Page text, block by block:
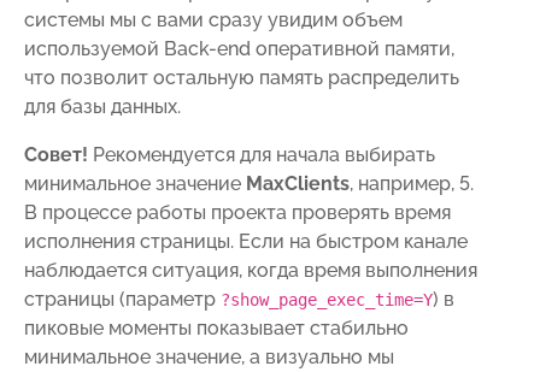
системы мы с вами сразу увидим объем
используемой Back-end оперативной памяти,
что позволит остальную память распределить
для базы данных.
Совет! Рекомендуется для начала выбирать
минимальное значение MaxClients, например, 5.
В процессе работы проекта проверять время
исполнения страницы. Если на быстром канале
наблюдается ситуация, когда время выполнения
страницы (параметр ?show_page_exec_time=Y) в
пиковые моменты показывает стабильно
минимальное значение, а визуально мы